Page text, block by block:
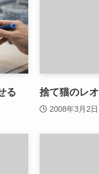
る 捨て猫のレ
2008年3月2日